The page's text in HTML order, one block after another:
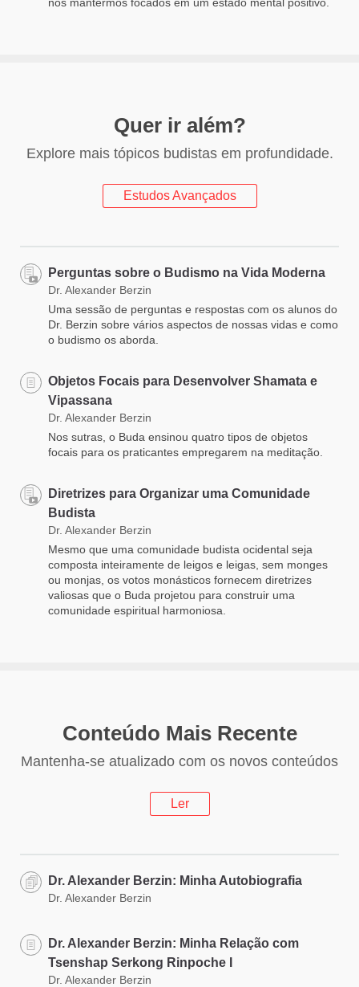
Quer ir além?
Explore mais tópicos budistas em profundidade.
Estudos Avançados
Perguntas sobre o Budismo na Vida Moderna
Dr. Alexander Berzin
Uma sessão de perguntas e respostas com os alunos do
Dr. Berzin sobre vários aspectos de nossas vidas e como
o budismo os aborda.
Objetos Focais para Desenvolver Shamata e
Vipassana
Dr. Alexander Berzin
Nos sutras, o Buda ensinou quatro tipos de objetos
focais para os praticantes empregarem na meditação.
Diretrizes para Organizar uma Comunidade
Budista
Dr. Alexander Berzin
Mesmo que uma comunidade budista ocidental seja
composta inteiramente de leigos e leigas, sem monges
ou monjas, os votos monásticos fornecem diretrizes
valiosas que o Buda projetou para construir uma
comunidade espiritual harmoniosa.
Conteúdo Mais Recente
Mantenha-se atualizado com os novos conteúdos
Ler
Dr. Alexander Berzin: Minha Autobiografia
Dr. Alexander Berzin
Dr. Alexander Berzin: Minha Relação com
Tsenshap Serkong Rinpoche I
Dr. Alexander Berzin